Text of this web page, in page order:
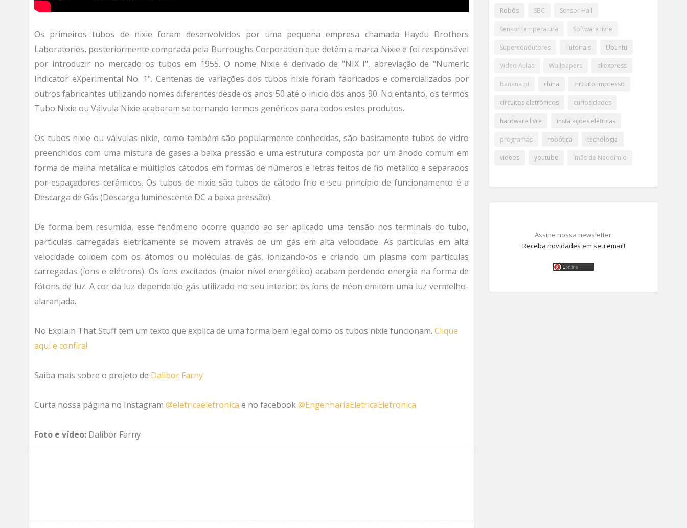
Os primeiros tubos de nixie foram desenvolvidos por uma pequena empresa chamada Haydu Brothers
Laboratories, posteriormente comprada pela Burroughs Corporation que detêm a marca Nixie e foi responsável
por introduzir no mercado os tubos em 1955. O nome Nixie é derivado de "NIX I", abreviação de "Numeric
Indicator eXperimental No. 1". Centenas de variações dos tubos nixie foram fabricados e comercializados por
outros fabricantes utilizando nomes diferentes desde os anos 50 até o inicio dos anos 90. No entanto, os termos
Tubo Nixie ou Válvula Nixie acabaram se tornando termos genéricos para todos estes produtos.
Os tubos nixie ou válvulas nixie, como também são popularmente conhecidas, são basicamente tubos de vidro
preenchidos com uma mistura de gases a baixa pressão e uma estrutura composta por um ânodo comum em
forma de malha metálica e múltiplos cátodos em formas de números e letras feitos de fio metálico e separados
por espaçadores cerâmicos. Os tubos de nixie são tubos de cátodo frio e seu princípio de funcionamento é a
Descarga de Gás (Descarga luminescente DC a baixa pressão).
De forma bem resumida, esse fenômeno ocorre quando ao ser aplicado uma tensão nos terminais do tubo,
partículas carregadas eletricamente se movem através de um gás em alta velocidade. As partículas em alta
velocidade colidem com os átomos ou moléculas de gás, ionizando-os e criando um plasma com partículas
carregadas (íons e elétrons). Os íons excitados (maior nível energético) acabam perdendo energia na forma de
fótons de luz. A cor da luz depende do gás utilizado no seu interior: os íons de néon emitem uma luz vermelho-
alaranjada.
No Explain That Stuff tem um texto que explica de uma forma bem legal como os tubos nixie funcionam. Clique
aqui e confira!
Saiba mais sobre o projeto de Dalibor Farny
Curta nossa página no Instagram @eletricaeletronica e no facebook@EngenhariaEletricaEletronica
Foto e vídeo: Dalibor Farny
Robôs SBC Sensor Hall
Sensor temperatura Software livre
Supercondutores Tutoriais Ubuntu
Video Aulas Wallpapers aliexpress
banana pi china circuito impresso
circuitos eletrônicos curiosidades
hardware livre instalações elétricas
programas robótica tecnologia
videos youtube Ímãs de Neodímio
Assine nossa newsletter:
Receba novidades em seu email!